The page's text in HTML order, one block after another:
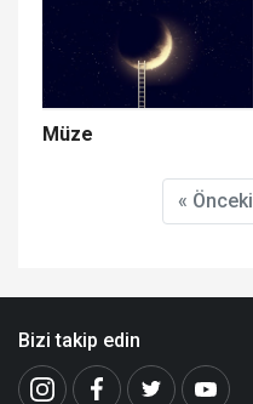
Müze
« Önceki
Bizi takip edin